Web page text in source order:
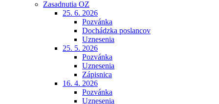
Zasadnutia OZ
25. 6. 2026
Pozvánka
Dochádzka poslancov
Uznesenia
25. 5. 2026
Pozvánka
Uznesenia
Zápisnica
16. 4. 2026
Pozvánka
Uznesenia